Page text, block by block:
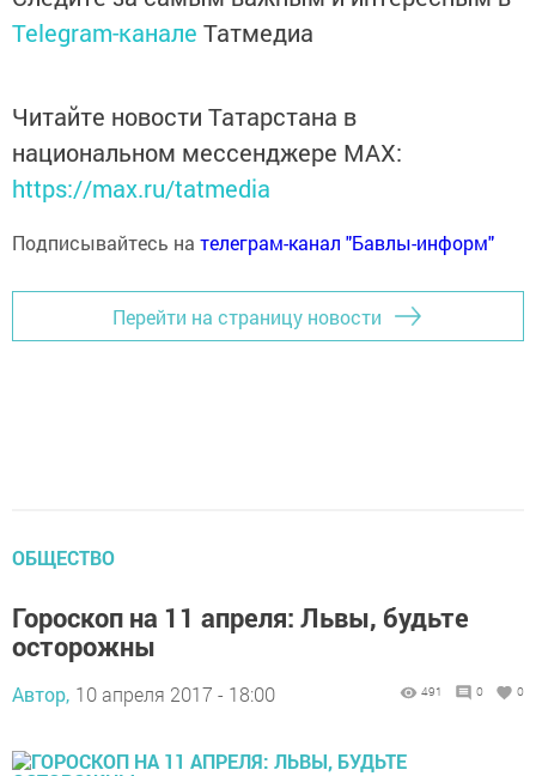
Telegram-канале Татмедиа
Читайте новости Татарстана в
национальном мессенджере MАХ:
https://max.ru/tatmedia
Подписывайтесь на телеграм-канал "Бавлы-информ"
Перейти на страницу новости
ОБЩЕСТВО
Гороскоп на 11 апреля: Львы, будьте
осторожны
Автор, 10 апреля 2017 - 18:00 491 0 0